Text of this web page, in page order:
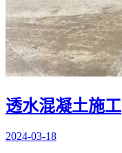
透水混凝土施工
2024-03-18